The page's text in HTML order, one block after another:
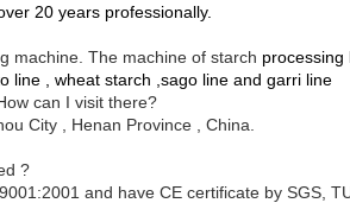
20 years professionally.
machine. The machine of starch processing
line , wheat starch ,sago line and garri line
can I visit there?
City , Henan Province , China.
?
and have CE certificate by SGS,